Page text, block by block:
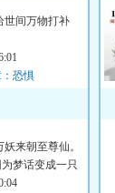
世间万物打补
恐惧
来朝至尊仙。
梦话变成一只